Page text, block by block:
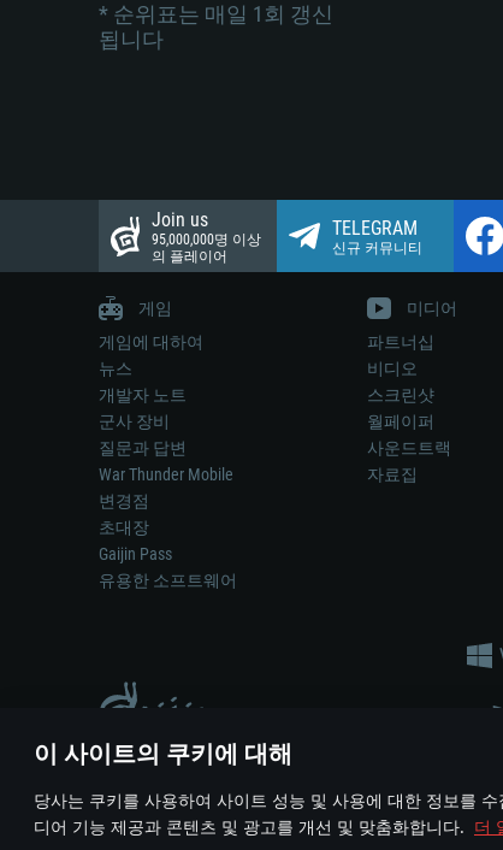
이 사이트의 쿠키에 대해
당사는 쿠키를 사용하여 사이트 성능 및 사용에 대한 정보를
디어 기능 제공과 콘텐츠 및 광고를 개선 및 맞춤화합니다. 더
* 순위표는 매일 1회 갱신
됩니다
Join us
95,000,000명 이상
의 플레이어
TELEGRAM
신규 커뮤니티
게임
게임에 대하여
뉴스
개발자 노트
군사 장비
질문과 답변
War Thunder Mobile
변경점
초대장
Gaijin Pass
유용한 소프트웨어
미디어
파트너십
비디오
스크린샷
월페이퍼
사운드트랙
자료집
게임 에서 어떠한 현실의 무기나 차량을 묘사하는 것
© 2011—2026 Gaijin Games Kft. All trademarks, logos and
이용 약관 이용 약관